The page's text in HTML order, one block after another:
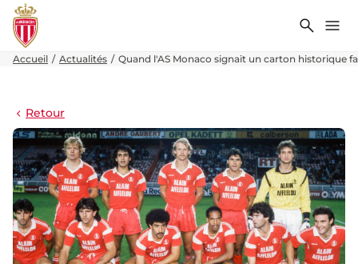
Accueil Actualités Quand l'AS Monaco signait un carton historique
Retour